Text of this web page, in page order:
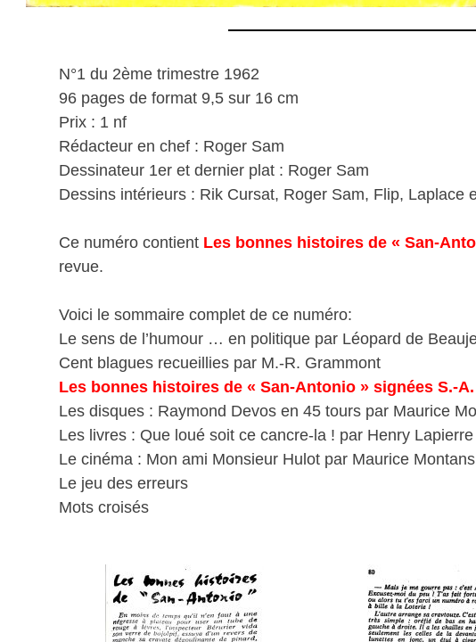
N°1 du 2ème trimestre 1962
96 pages de format 9,5 sur 16 cm
Prix : 1 nf
Rédacteur en chef : Roger Sam
Dessinateur 1er et dernier plat : Roger Sam
Dessins intérieurs : Rik Cursat, Roger Sam, Flip, Laplace
Ce numéro contient Les bonnes histoires de « San-
revue.
Voici le sommaire complet de ce numéro:
Le sens de l’humour … en politique par Léopard de
Cent blagues recueillies par M.-R. Grammont
Les bonnes histoires de « San-Antonio » signées S.-A.
Les disques : Raymond Devos en 45 tours par Maurice
Les livres : Que loué soit ce cancre-la ! par Henry Lapierre
Le cinéma : Mon ami Monsieur Hulot par Maurice Montans
Le jeu des erreurs
Mots croisés